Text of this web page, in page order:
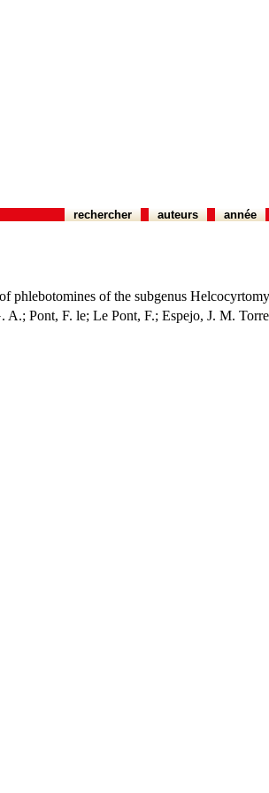
rechercher auteurs année
phlebotomines of the subgenus
A.; Pont, F. le; Le Pont, F.; Espejo, J. M.